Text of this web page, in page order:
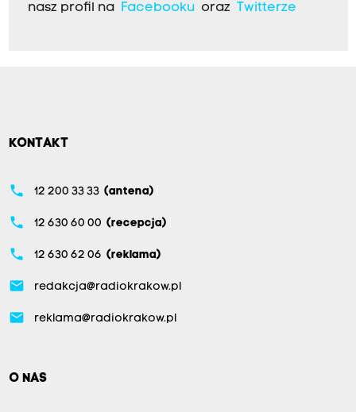
nasz profil na
Facebookuoraz Twitterze
KONTAKT
phone 12 200 33 33 (antena)
phone 12 630 60 00 (recepcja)
phone 12 630 62 06 (reklama)
email redakcja@radiokrakow.pl
email reklama@radiokrakow.pl
O NAS